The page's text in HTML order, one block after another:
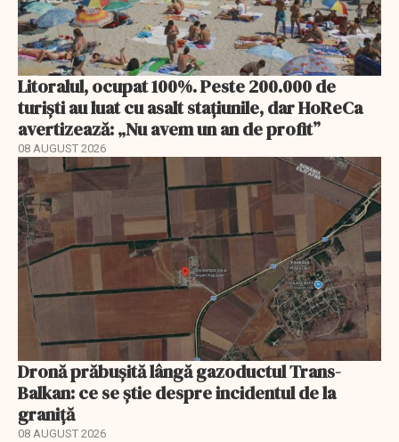
Litoralul, ocupat 100%. Peste 200.000 de
turiști au luat cu asalt stațiunile, dar HoReCa
avertizează: „Nu avem un an de profit”
08 AUGUST 2026
Dronă prăbușită lângă gazoductul Trans-
Balkan: ce se știe despre incidentul de la
graniță
08 AUGUST 2026